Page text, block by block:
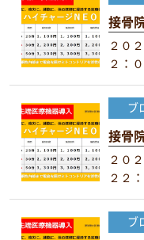
接骨
２０
２：
ブ
接骨
２０
２２
ブ